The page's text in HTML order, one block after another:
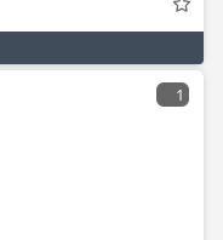
1